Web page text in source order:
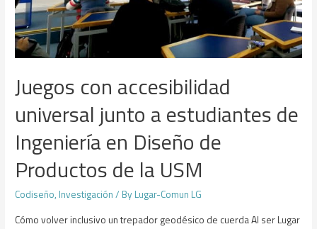
Juegos con accesibilidad
universal junto a estudiantes de
Ingeniería en Diseño de
Productos de la USM
Codiseño, Investigación / By Lugar-Comun LG
Cómo volver inclusivo un trepador geodésico de cuerda Al ser Lugar